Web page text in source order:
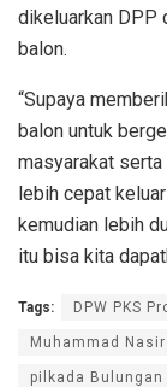
dikeluarkan DPP
balon.
“Supaya
balon untuk
masyarakat serta
lebih cepat
kemudian lebih
itu bisa kita
Tags: DPW PKS
Muhammad Nasir
pilkada Bulungan